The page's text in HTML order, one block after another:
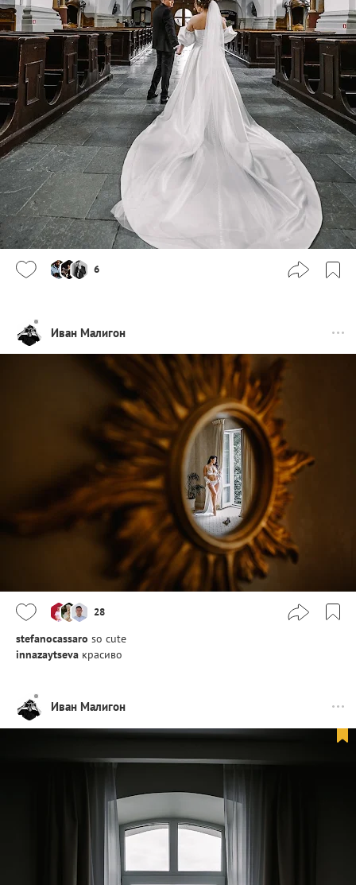
6
Иван Малигон
28
stefanocassaro so cute
innazaytseva красиво
Иван Малигон